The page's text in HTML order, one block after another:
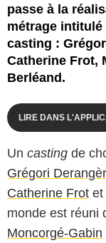
passe à la
métrage intitulé
casting :
Catherine Frot,
Berléand.
LIRE DANS
Un casting de
Grégori
Catherine Frot et
monde est réuni
Moncorgé-Gabin